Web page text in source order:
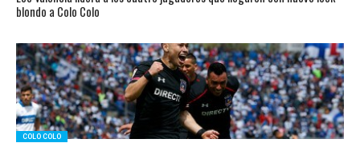
blondo a Colo Colo
COLO COLO